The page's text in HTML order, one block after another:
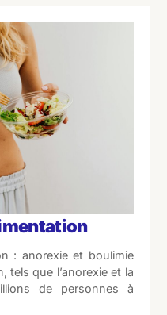
: anorexie et boulimie
tels que l’anorexie et la
de personnes à